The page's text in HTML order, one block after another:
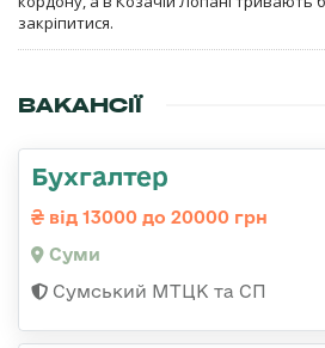
закріпитися.
ВАКАНСІЇ
Бухгалтер
від 13000 до 20000 грн
Суми
Сумський МТЦК та СП